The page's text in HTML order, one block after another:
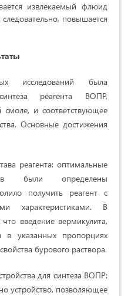
извлекаемый флюид
повышается
исследований была
реагента ВОПР,
смоле, и соответствующее
Основные достижения
реагента: оптимальные
были определены
получить реагент с
характеристиками. В
введение вермикулита,
указанных пропорциях
бурового раствора.
для синтеза ВОПР:
устройство, позволяющее